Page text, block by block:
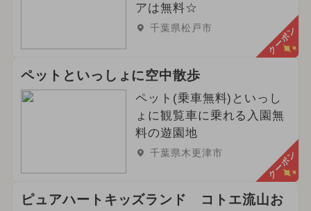
アは無料☆
千葉県松戸市 クーポン
ペットといっしょに空中散歩
ペット(乗車無料)といっし
ょに観覧車に乗れる入園無
料の遊園地
千葉県木更津市 クーポン
ピュアハートキッズランド コトエ流山お